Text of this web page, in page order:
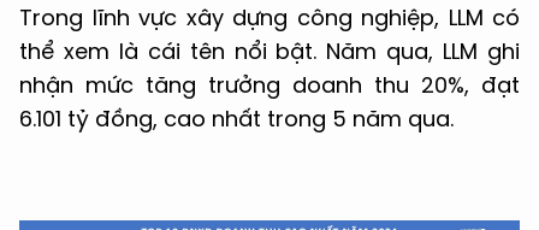
Trong lĩnh vực xây dựng công nghiệp, LLM có
thể xem là cái tên nổi bật. Năm qua, LLM ghi
nhận mức tăng trưởng doanh thu 20%, đạt
6.101 tỷ đồng, cao nhất trong 5 năm qua.